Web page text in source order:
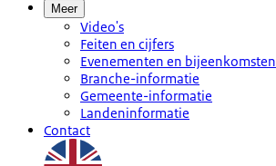
Meer
Video's
Feiten en cijfers
Evenementen en bijeenkomsten
Branche-informatie
Gemeente-informatie
Landeninformatie
Contact